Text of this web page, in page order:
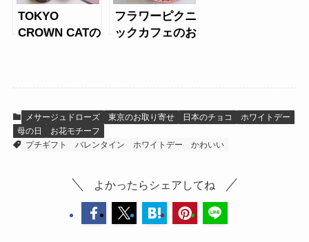
TOKYO
CROWN CATの
フラワーピクニ
ックカフェのお
メサージュドローズ 東京のお取り寄せ 日本のチョコ
ホワイトデー
母の日
お花モチーフ
プチギフト
バレンタイン ホワイトデー かわいい
よかったらシェアしてね